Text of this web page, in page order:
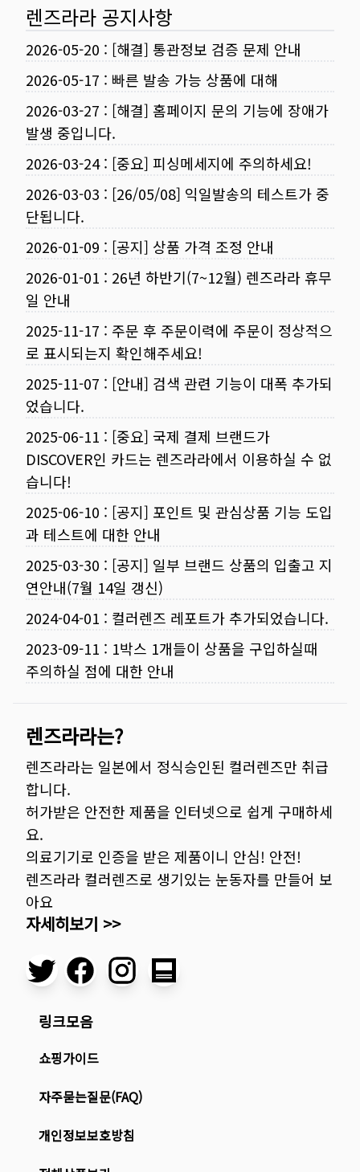
렌즈라라 공지사항
2026-05-20 : [해결] 통관정보 검증 문제 안내
2026-05-17 : 빠른 발송 가능 상품에 대해
2026-03-27 : [해결] 홈페이지 문의 기능에 장애가
발생 중입니다.
2026-03-24: [중요] 피싱메세지에 주의하세요!
2026-03-03 : [26/05/08] 익일발송의 테스트가 중
단됩니다.
2026-01-09 : [공지] 상품 가격 조정 안내
2026-01-01 : 26년 하반기(7~12월) 렌즈라라 휴무
일 안내
2025-11-17 : 주문 후 주문이력에 주문이 정상적으
로 표시되는지 확인해주세요!
2025-11-07 : [안내] 검색 관련 기능이 대폭 추가되
었습니다.
2025-06-11 : [중요] 국제 결제 브랜드가
DISCOVER인 카드는 렌즈라라에서 이용하실 수 없
습니다!
2025-06-10 : [공지] 포인트 및 관심상품 기능 도입
과 테스트에 대한 안내
2025-03-30 : [공지] 일부 브랜드 상품의 입출고 지
연안내(7월 14일 갱신)
2024-04-01 : 컬러렌즈 레포트가 추가되었습니다.
2023-09-11 : 1박스 1개들이 상품을 구입하실때
주의하실 점에 대한 안내
렌즈라라는?
렌즈라라는 일본에서 정식승인된 컬러렌즈만 취급
합니다.
허가받은 안전한 제품을 인터넷으로 쉽게 구매하세
요.
의료기기로 인증을 받은 제품이니 안심! 안전!
렌즈라라 컬러렌즈로 생기있는 눈동자를 만들어 보
아요
자세히보기 >>
링크모음
쇼핑가이드
자주묻는질문(FAQ)
개인정보보호방침